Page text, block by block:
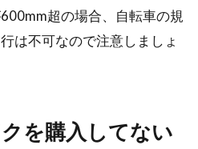
超の場合、自転車の規
は不可なので注意しましょ
を購入してない